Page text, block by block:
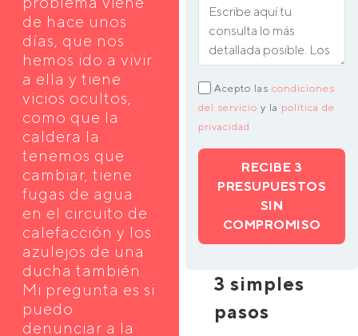
de hace unos
días, que nos
hemos ido a vivir
a ella y tiene
vicios ocultos,
como que la
caldera la
tenemos que
cambiar, tiene
fugas de agua
en el circuito de
calefacción y los
azulejos de una
ducha también.
Mi pregunta es si
puedo
denunciar a la
Acepto las condiciones
del servicio y la política de
privacidad
RECIBE 3
PRESUPUESTOS
SIN
COMPROMISO
3 simples
pasos